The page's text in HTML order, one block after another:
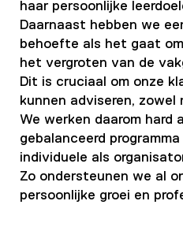
haar persoonlijke
Daarnaast hebben we
behoefte als het gaat
het vergroten van de
Dit is cruciaal om onze
kunnen adviseren,
We werken daarom hard
gebalanceerd
individuele als
Zo ondersteunen we al
persoonlijke groei en